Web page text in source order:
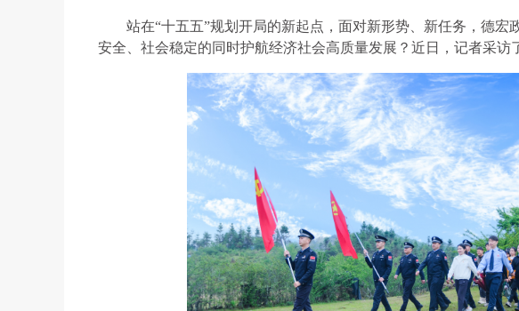
站在“十五五”规划开局的新起点，面对新形势、新任务，德宏
安全、社会稳定的同时护航经济社会高质量发展？近日，记者采访